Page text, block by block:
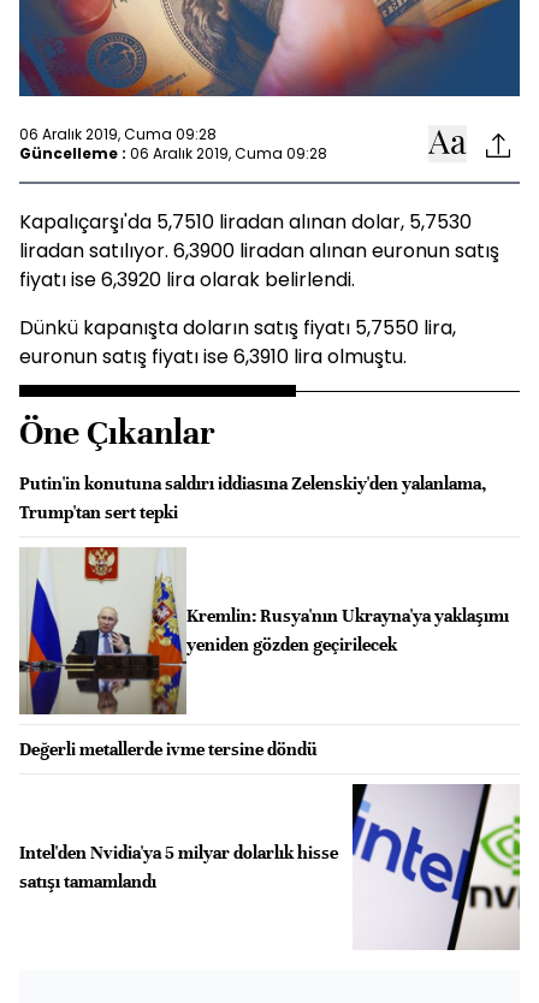
06 Aralık 2019, Cuma 09:28
Güncelleme : 06 Aralık 2019, Cuma 09:28
Kapalıçarşı'da 5,7510 liradan alınan dolar, 5,7530
liradan satılıyor. 6,3900 liradan alınan euronun satış
fiyatı ise 6,3920 lira olarak belirlendi.
Dünkü kapanışta doların satış fiyatı 5,7550 lira,
euronun satış fiyatı ise 6,3910 lira olmuştu.
Öne Çıkanlar
Putin'in konutuna saldırı iddiasına Zelenskiy'den yalanlama,
Trump'tan sert tepki
Kremlin: Rusya'nın Ukrayna'ya yaklaşımı
yeniden gözden geçirilecek
Değerli metallerde ivme tersine döndü
Intel'den Nvidia'ya 5 milyar dolarlık hisse
satışı tamamlandı